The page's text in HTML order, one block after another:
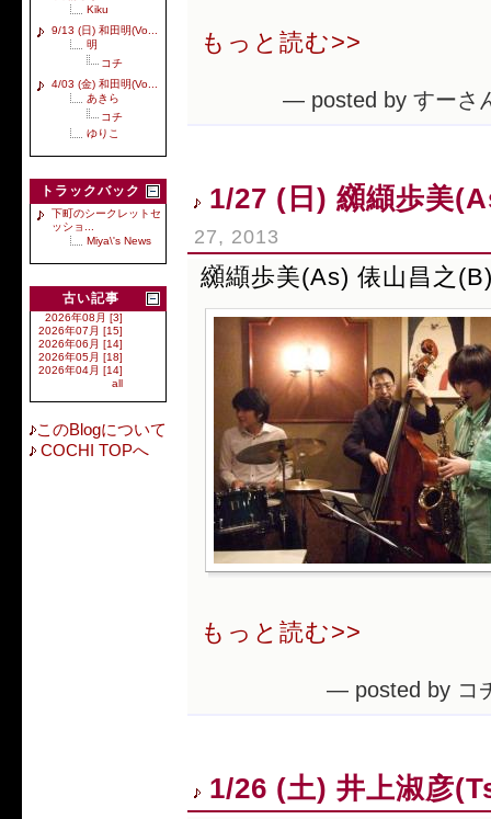
Kiku
9/13 (日) 和田明(Vo...
明
コチ
4/03 (金) 和田明(Vo...
あきら
コチ
ゆりこ
トラックバック
下町のシークレットセ
ッショ...
Miya\'s News
古い記事
2026年08月 [3]
2026年07月 [15]
2026年06月 [14]
2026年05月 [18]
2026年04月 [14]
all
このBlogについて
COCHI TOPへ
もっと読む>>
— posted by すーさ
1/27 (日) 纐纈歩美
27, 2013
纐纈歩美(As) 俵山昌之
もっと読む>>
— posted by コ
1/26 (土) 井上淑彦